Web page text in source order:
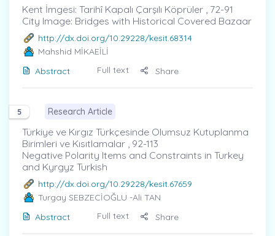
Kent İmgesi: Tarihî Kapalı Çarşılı Köprüler , 72-91
City Image: Bridges with Historical Covered Bazaar
http://dx.doi.org/10.29228/kesit.68314
Mahshid MİKAEİLİ
Abstract
Full text Share
5 Research Article
Türkiye ve Kırgız Türkçesinde Olumsuz Kutuplanma
Birimleri ve Kısıtlamalar , 92-113
Negative Polarity Items and Constraints in Turkey
and Kyrgyz Turkish
http://dx.doi.org/10.29228/kesit.67659
Turgay SEBZECİOĞLU -Ali TAN
Abstract
Full text Share